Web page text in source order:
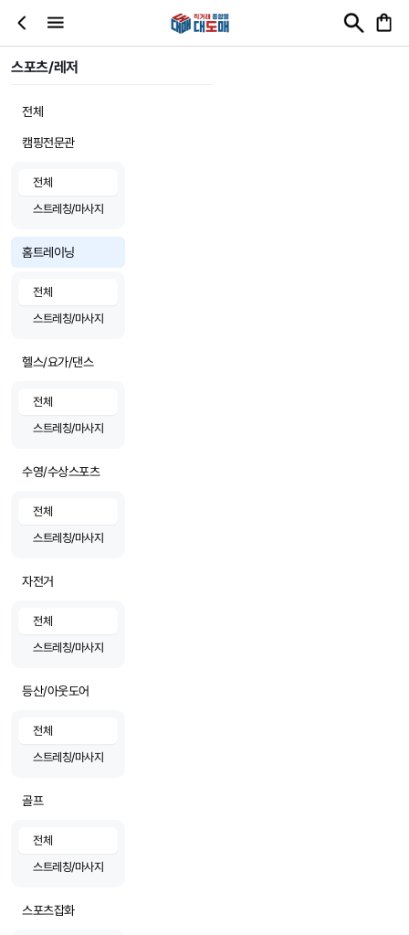
스포츠/레저
전체
캠핑전문관
전체
스트레칭/마사지
홈트레이닝
전체
스트레칭/마사지
헬스/요가/댄스
전체
스트레칭/마사지
수영/수상스포츠
전체
스트레칭/마사지
자전거
전체
스트레칭/마사지
등산/아웃도어
전체
스트레칭/마사지
골프
전체
스트레칭/마사지
스포츠잡화